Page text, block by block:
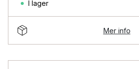
I lager
Mer info